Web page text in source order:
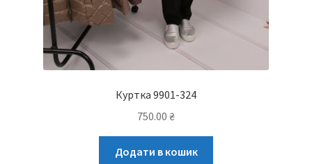
Куртка 9901-324
750.00 ₴
Додати в кошик